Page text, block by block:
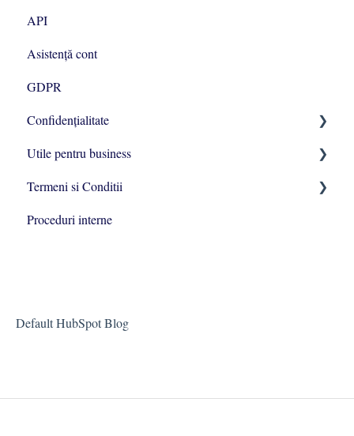
Informații juridice
API
Asistenţă cont
GDPR
Confidențialitate
Politica de confidențialitate
Politică de recrutare
Politica privind fisierele de tip cookie
Utile pentru business
Evenimente fiscale
Termeni si Conditii
Termeni si Conditii - Anexa 1 - Meta
Proceduri interne
Default HubSpot Blog